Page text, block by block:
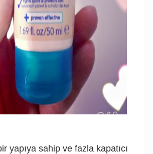
yapıya sahip ve fazla kapatıcı